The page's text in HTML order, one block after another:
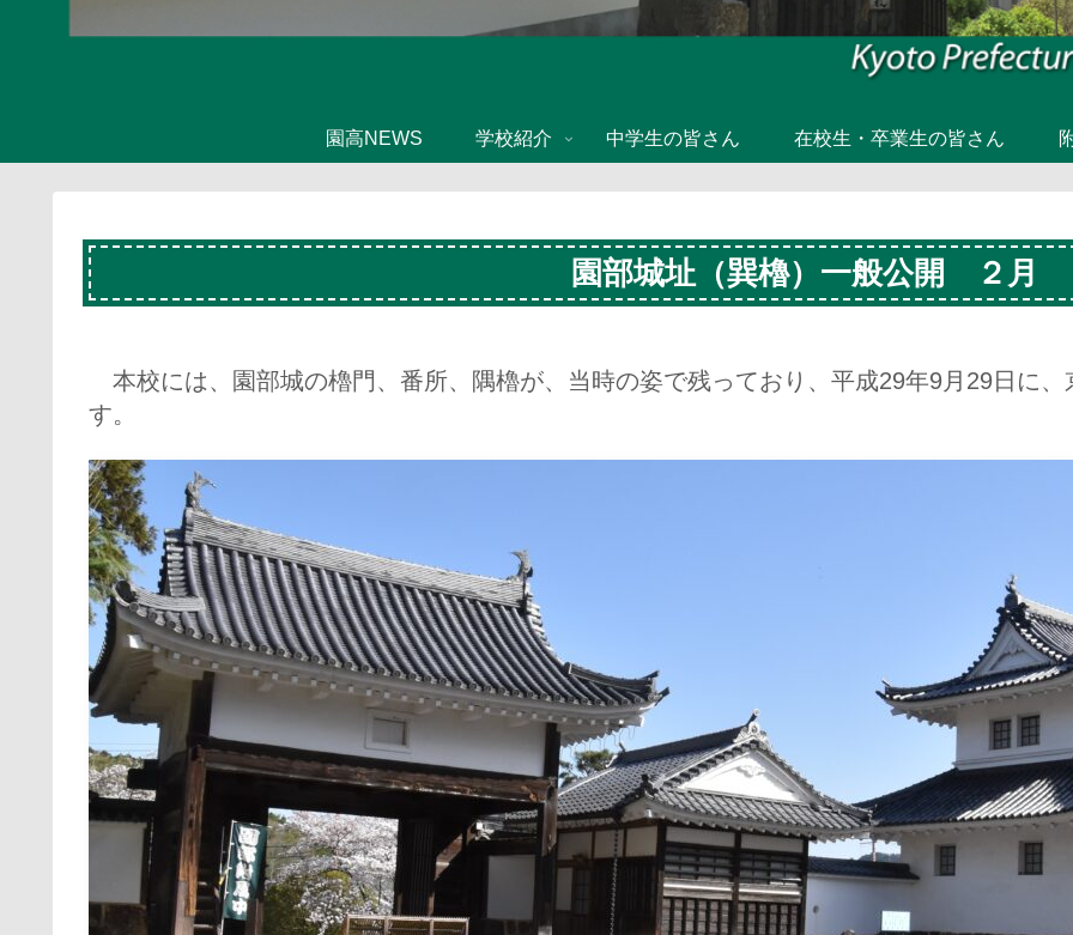
園高NEWS 学校紹介 中学生の皆さん 在校生・卒業生の皆さん
園部城址（巽櫓）一般公開 ２月
本校には、園部城の櫓門、番所、隅櫓が、当時の姿で残っており、平成29年9月29日に
す。